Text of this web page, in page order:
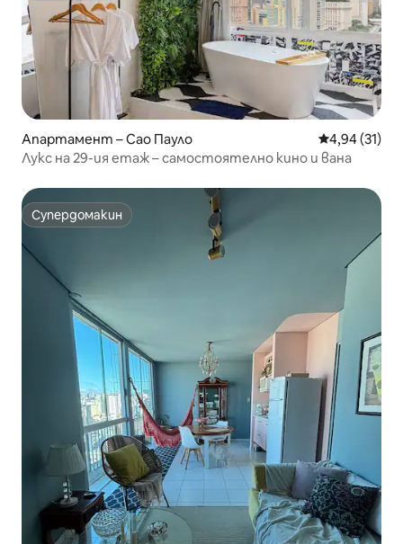
Апартамент – Сао Пауло Средна
4,94 (31)
Лукс на 29-ия етаж – самостоятелно кино и вана
Супердомакин
Супердомакин